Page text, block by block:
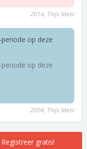
2014, Thijs Metz
op deze
op deze
2004, Thijs Metz
gratis!